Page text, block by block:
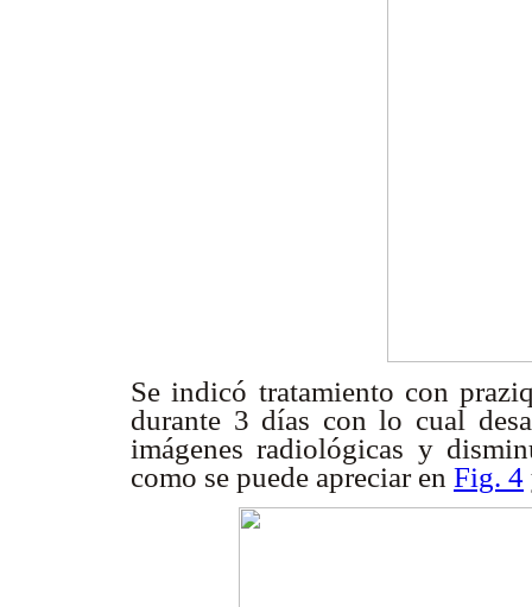
Se indicó tratamiento con
durante 3 días con lo cual
imágenes radiológicas y
como se puede apreciar en Fig. 4